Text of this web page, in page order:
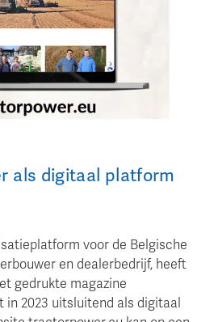
als digitaal platform
voor de Belgische
en dealerbedrijf, heeft
gedrukte magazine
2023 uitsluitend als digitaal